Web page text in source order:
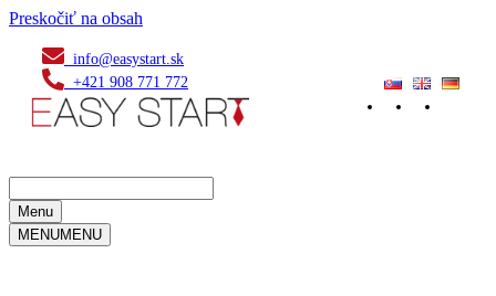
Preskočiť na obsah
info@easystart.sk
+421 908 771 772
Menu
MENUMENU